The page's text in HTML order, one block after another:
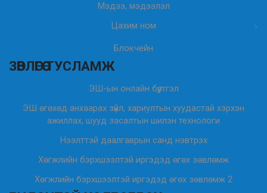
Мэдээ, мэдээлэл
Цахим ном
Блокчейн
ЗӨВЛӨГӨӨ ТУСЛАМЖ
ЭШ-ын онлайн бүртгэл
ЭШ өгөхөд анхаарах зүйл, хариултын хуудастай хэрхэн
ажиллах, шууд засалтын шилэн технологи
Нээлттэй даалгаврын санд нэвтрэх
Хөгжлийн бэрхшээлтэй иргэдэд өгөх зөвлөмж
Хөгжлийн бэрхшээлтэй иргэдэд өгөх зөвлөмж 2